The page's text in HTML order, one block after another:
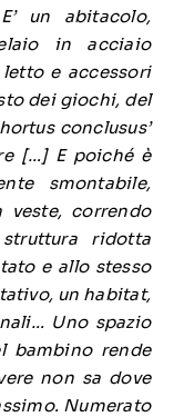
E’ un abitacolo,
in acciaio
e accessori
dei giochi, del
conclusus’
[…] E poiché è
smontabile,
veste, correndo
ridotta
e allo stesso
un habitat,
Uno spazio
bambino rende
non sa dove
Numerato